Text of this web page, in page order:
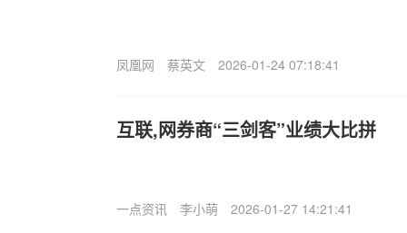
凤凰网 蔡英文 2026-01-24 07:18:41
互联,网券商“三剑客”业绩大比拼
一点资讯 李小萌 2026-01-27 14:21:41